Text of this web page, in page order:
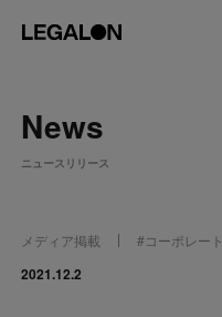
About
Service
News
ニュースリリース
メディア掲載 #コーポレート
2021.12.2